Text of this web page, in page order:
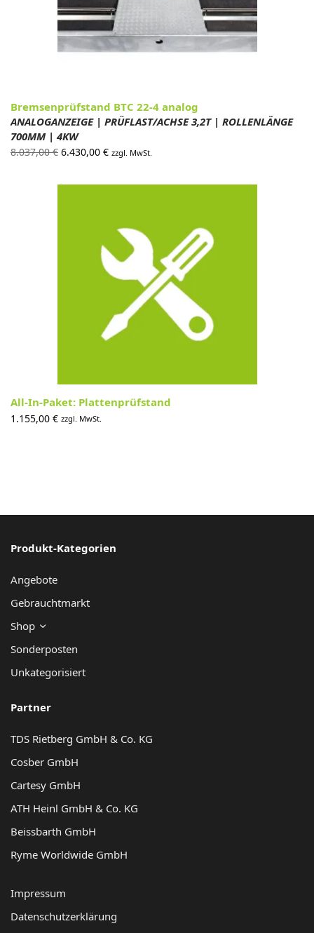
Bremsenprüfstand BTC 22-4 analog
ANALOGANZEIGE | PRÜFLAST/ACHSE 3,2T | ROLLENLÄNGE
700MM | 4KW
8.037,00€ Ursprünglicher
8.037,00 €
6.430,00 €Aktueller
6.430,00 €.
zzgl. MwSt.
All-In-Paket: Plattenprüfstand
1.155,00 € zzgl. MwSt.
Produkt-Kategorien
Angebote
Gebrauchtmarkt
Shop
Sonderposten
Unkategorisiert
Partner
TDS Rietberg GmbH & Co. KG
Cosber GmbH
Cartesy GmbH
ATH Heinl GmbH & Co. KG
Beissbarth GmbH
Ryme Worldwide GmbH
Impressum
Datenschutzerklärung